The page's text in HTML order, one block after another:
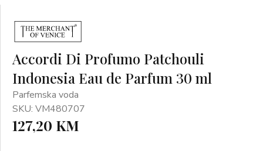
Accordi Di Profumo Patchouli
Indonesia Eau de Parfum 30 ml
Parfemska voda
SKU: VM480707
127,20 KM